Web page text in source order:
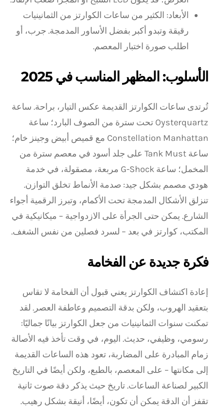
الأبعاد: الكثير من ساعات الكوارتز من الثمانينيات
رقيقة وتبدو أكبر بفضل الأساور المدمجة. جرب، أو
اطلب صورة اختبار المعصم.
الأسلوب: المظهر المناسب في 2025
تُرتدى ساعات الكوارتز القديمة عكس التيار، براحة. ساعة
Oysterquartz تحت سترة من الصوف البارد؛ ساعة
Constellation Manhattan مع قميص أبيض وجينز خام؛
ساعة Tank Must على جلد أسود في معصم سترة من
المخمل؛ ساعة G-Shock مربعة، مصقولة، في خدمة
هودي مصمم بشكل جيد: صدمة الأنماط تخلق التوازن.
تنزلق الأشكال المدمجة تحت الأكمام، وتبرز الرقمية أجواء
الشارع. يمكن حتى الجرأة على الازدواجية – ميكانيكية في
المكتب، كوارتز في بعد – لسرد فصلين من نفس الشغف.
فكرة جديدة عن الفخامة
إعادة اكتشاف الكوارتز يعني قبول أن الفخامة لا تقاس
بتعقيد الهروب، ولكن بدقة التصميم وعاطفة العصر. لقد
تمكنت سنوات الثمانينيات من جعل الكوارتز بيانًا جماليًا:
رسومي، وظيفي، حديث. اليوم، في وقت تأخذ فيه الأصالة
زمام المبادرة على المضاربة، تعود هذه الساعات القديمة
إلى مكانتها – على المعصم، بالطبع، ولكن أيضًا في التاريخ
الكبير لصناعة الساعات. تاريخ حيث يذكر دقة صوت ثانية
تقفز أن الدقة يمكن أن تكون، أيضًا، أنيقة بشكل رهيب.